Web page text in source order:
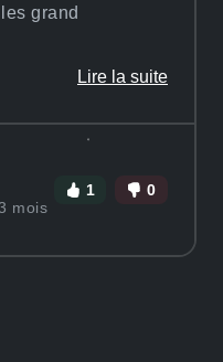
grand
Lire la suite
mois
1 0